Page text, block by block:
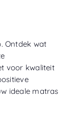
Ontdek wat
voor kwaliteit
ideale matras